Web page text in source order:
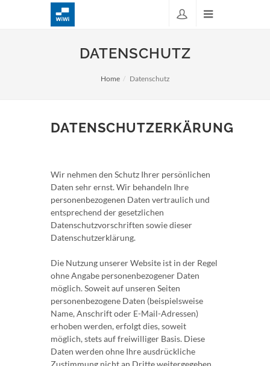
DATENSCHUTZ
Home Datenschutz
DATENSCHUTZERKÄRUNG
Wir nehmen den Schutz Ihrer persönlichen
Daten sehr ernst. Wir behandeln Ihre
personenbezogenen Daten vertraulich und
entsprechend der gesetzlichen
Datenschutzvorschriften sowie dieser
Datenschutzerklärung.
Die Nutzung unserer Website ist in der Regel
ohne Angabe personenbezogener Daten
möglich. Soweit auf unseren Seiten
personenbezogene Daten (beispielsweise
Name, Anschrift oder E-Mail-Adressen)
erhoben werden, erfolgt dies, soweit
möglich, stets auf freiwilliger Basis. Diese
Daten werden ohne Ihre ausdrückliche
Zustimmung nicht an Dritte weitergegeben.